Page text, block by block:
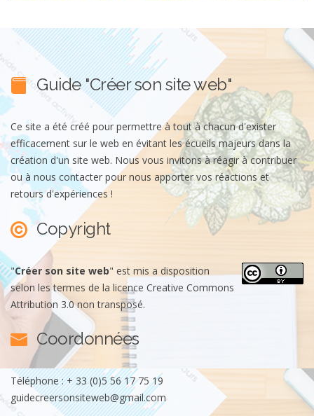
Guide "Créer son site web"
Ce site a été créé pour permettre à tout à chacun d'exister
efficacement sur le web en évitant les écueils majeurs dans la
création d'un site web. Nous vous invitons à réagir à contribuer
ou à nous contacter pour nous apporter vos réactions et
retours d'expériences !
Copyright
"Créer son site web" est mis a disposition
selon les termes de la licence Creative Commons
Attribution 3.0 non transposé.
Coordonnées
Téléphone : + 33 (0)5 56 17 75 19
guidecreersonsiteweb@gmail.com